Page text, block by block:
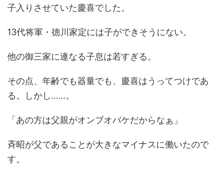
子入りさせていた慶喜でした。
13代将軍・徳川家定には子ができそうにない。
他の御三家に連なる子息は若すぎる。
その点、年齢でも器量でも、慶喜はうってつけであ
る。しかし……。
「あの方は父親がオンブオバケだからなぁ」
斉昭が父であることが大きなマイナスに働いたので
す。